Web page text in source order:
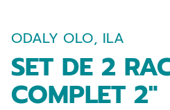
ODALY OLO, ILA
SET DE 2
COMPLET 2″